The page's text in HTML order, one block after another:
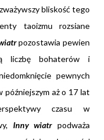
bliskość tego
taoizmu rozsiane
pozostawia pewien
liczbę bohaterów i
pewnych
późniejszym aż o 17 lat
czasu w
Inny wiatrpodważa